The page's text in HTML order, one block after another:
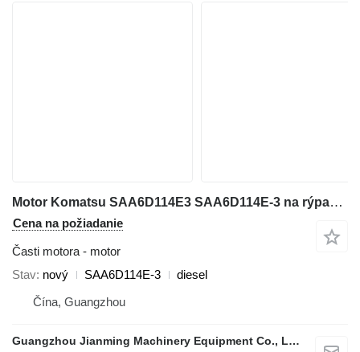
Motor Komatsu SAA6D114E3 SAA6D114E-3 na rýpadla Komatsu
Cena na požiadanie
Časti motora - motor
Stav nový SAA6D114E-3
diesel
Čína, Guangzhou
Guangzhou Jianming Machinery Equipment Co., Ltd.